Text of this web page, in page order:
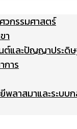
วกรรมศาสตร์
า
ต์และปัญญาประดิ
การ
พลาสมาและระบบ